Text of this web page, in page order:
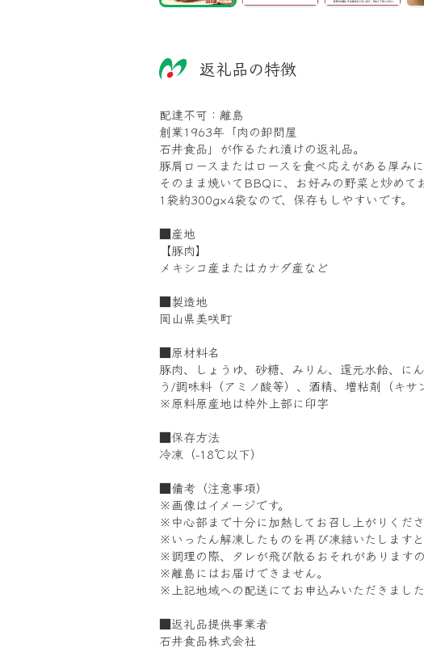
返礼品の特徴
配達不可：離島
創業1963年「肉の卸問屋
石井食品」が作るたれ漬けの返礼品。
豚肩ロースまたはロースを食べ応えがある厚み
そのまま焼いてBBQに、お好みの野菜と炒めて
1袋約300g×4袋なので、保存もしやすいです。
■産地
【豚肉】
メキシコ産またはカナダ産など
■製造地
岡山県美咲町
■原材料名
豚肉、しょうゆ、砂糖、みりん、還元水飴、に
う/調味料（アミノ酸等）、酒精、増粘剤（キサ
※原料原産地は枠外上部に印字
■保存方法
冷凍（-18℃以下）
■備考（注意事項）
※画像はイメージです。
※中心部まで十分に加熱してお召し上がりくださ
※いったん解凍したものを再び凍結いたします
※調理の際、タレが飛び散るおそれがあります
※離島にはお届けできません。
※上記地域への配送にてお申込みいただきまし
■返礼品提供事業者
石井食品株式会社